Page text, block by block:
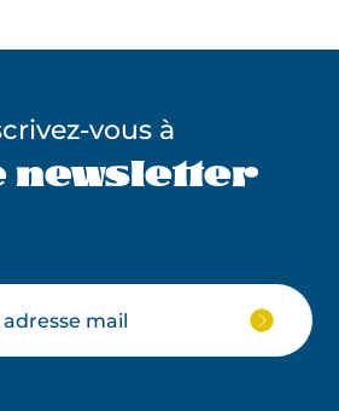
vous à
newsletter
JE